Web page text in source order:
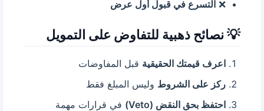
❌ التسرع في قبول أول عرض
💡 نصائح ذهبية للتفاوض على التمويل
اعرف قيمتك الحقيقية قبل المفاوضات
ركز على الشروط وليس المبلغ فقط
احتفظ بحق النقض (Veto)
في قرارات مهمة